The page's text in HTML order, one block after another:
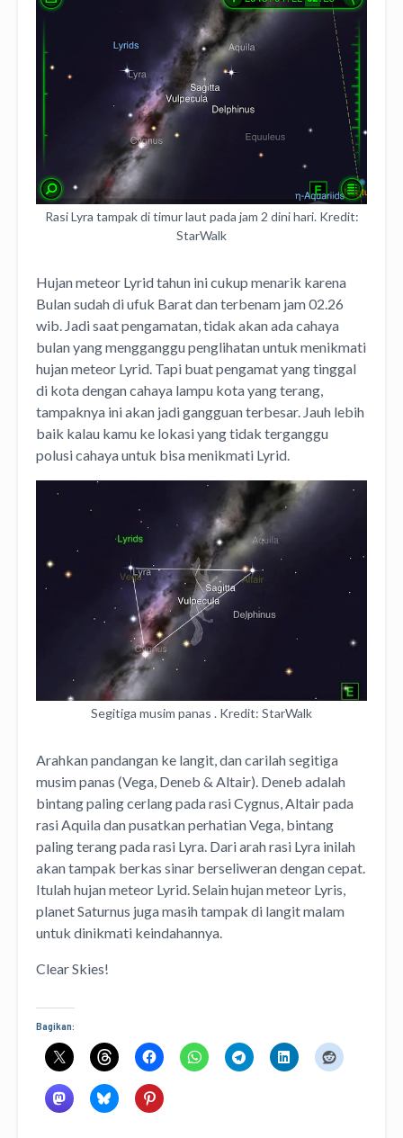
Rasi Lyra tampak di timur laut pada jam 2 dini hari. Kredit:
StarWalk
Hujan meteor Lyrid tahun ini cukup menarik karena
Bulan sudah di ufuk Barat dan terbenam jam 02.26
wib. Jadi saat pengamatan, tidak akan ada cahaya
bulan yang mengganggu penglihatan untuk menikmati
hujan meteor Lyrid. Tapi buat pengamat yang tinggal
di kota dengan cahaya lampu kota yang terang,
tampaknya ini akan jadi gangguan terbesar. Jauh lebih
baik kalau kamu ke lokasi yang tidak terganggu
polusi cahaya untuk bisa menikmati Lyrid.
Segitiga musim panas . Kredit: StarWalk
Arahkan pandangan ke langit, dan carilah segitiga
musim panas (Vega, Deneb & Altair). Deneb adalah
bintang paling cerlang pada rasi Cygnus, Altair pada
rasi Aquila dan pusatkan perhatian Vega, bintang
paling terang pada rasi Lyra. Dari arah rasi Lyra inilah
akan tampak berkas sinar berseliweran dengan cepat.
Itulah hujan meteor Lyrid. Selain hujan meteor Lyris,
planet Saturnus juga masih tampak di langit malam
untuk dinikmati keindahannya.
Clear Skies!
Bagikan: